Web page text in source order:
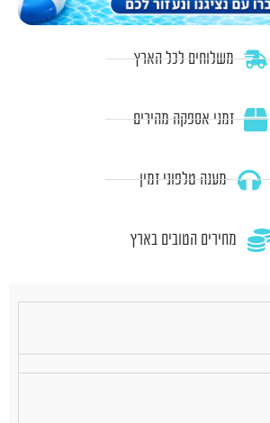
משלוחים לכל הארץ
זמני אספקה מהירים
מענה טלפוני זמין
מחירים הטובים בארץ